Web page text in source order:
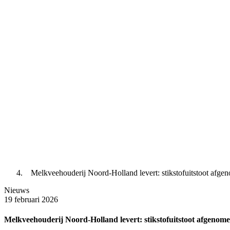
Melkveehouderij Noord-Holland levert: stikstofuitstoot
Nieuws
19 februari 2026
Melkveehouderij Noord-Holland levert: stikstofuitstoot